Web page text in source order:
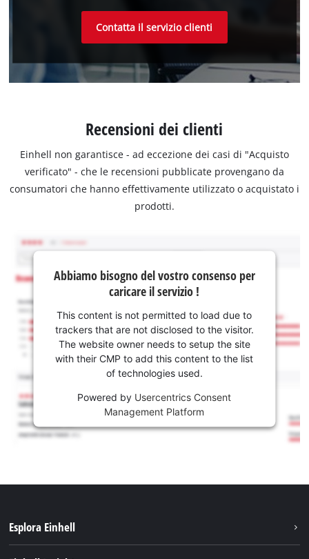
Contatta il servizio clienti
Recensioni dei clienti
Einhell non garantisce - ad eccezione dei casi di "Acquisto
verificato" - che le recensioni pubblicate provengano da
consumatori che hanno effettivamente utilizzato o acquistato i
prodotti.
Abbiamo bisogno del vostro consenso per
caricare il servizio !
This content is not permitted to load due to
trackers that are not disclosed to the visitor.
The website owner needs to setup the site
with their CMP to add this content to the list
of technologies used.
Powered by Usercentrics Consent
Management Platform
Esplora Einhell